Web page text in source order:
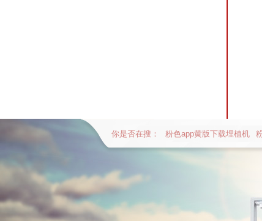
你是否在搜： 粉色app黄版下载埋植机
全自动贴辅料流水线体